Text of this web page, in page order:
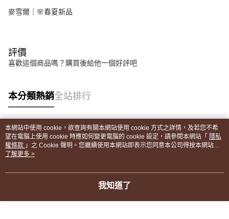
麥雪爾｜🌸春夏新品
評價
喜歡這個商品嗎？購買後給他一個好評吧
本分類熱銷全站排行
熱門標籤
本網站中使用 cookie，欲查詢有關本網站使用 cookie 方式之詳情，及若您不希
望在電腦上使用 cookie 時應如何變更電腦的 cookie 設定，請參閱本網站「 隱私
權條款 」之 Cookie 聲明。您繼續使用本網站即表示您同意本公司得按本網站使
用條款之 Cookie 聲明使用 cookie。
了解更多 >
我知道了